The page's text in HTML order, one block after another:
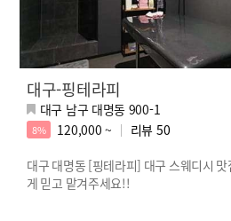
대구-핑테라피
대구 남구 대명동 900-1
8% 120,000 ~ 리뷰 50
대구 대명동 [핑테라피] 대구 스웨디시
게 믿고 맡겨주세요!!